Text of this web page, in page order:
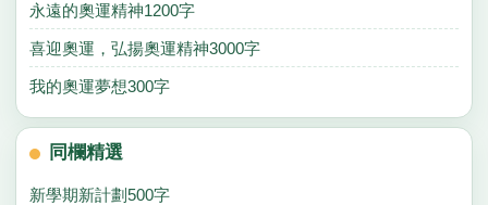
永遠的奧運精神1200字
喜迎奧運，弘揚奧運精神3000字
我的奧運夢想300字
同欄精選
新學期新計劃500字